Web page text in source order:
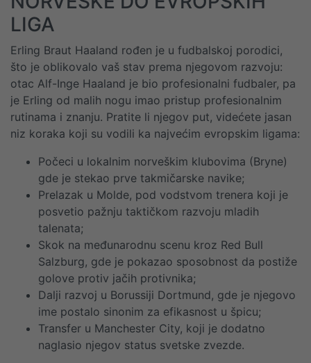
LIGA
Erling Braut Haaland rođen je u fudbalskoj porodici,
što je oblikovalo vaš stav prema njegovom razvoju:
otac Alf-Inge Haaland je bio profesionalni fudbaler, pa
je Erling od malih nogu imao pristup profesionalnim
rutinama i znanju. Pratite li njegov put, videćete jasan
niz koraka koji su vodili ka najvećim evropskim ligama:
Počeci u lokalnim norveškim klubovima (Bryne)
gde je stekao prve takmičarske navike;
Prelazak u Molde, pod vodstvom trenera koji je
posvetio pažnju taktičkom razvoju mladih
talenata;
Skok na međunarodnu scenu kroz Red Bull
Salzburg, gde je pokazao sposobnost da postiže
golove protiv jačih protivnika;
Dalji razvoj u Borussiji Dortmund, gde je njegovo
ime postalo sinonim za efikasnost u špicu;
Transfer u Manchester City, koji je dodatno
naglasio njegov status svetske zvezde.